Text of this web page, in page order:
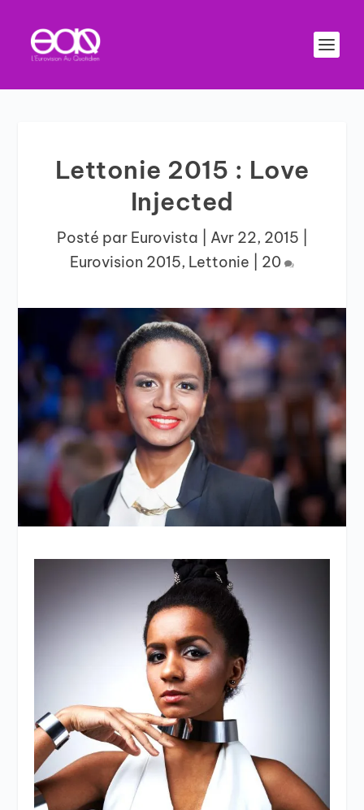
Lettonie 2015 : Love
Injected
Posté par Eurovista Avr 22, 2015
Eurovision 2015, Lettonie 20